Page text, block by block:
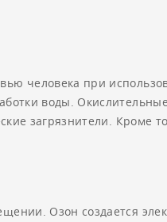
человека при
воды.
загрязнители. Кроме
Озон создается